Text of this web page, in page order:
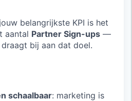
jouw belangrijkste KPI is het
aantal Partner Sign-ups —
bij aan dat doel.
schaalbaar: marketing is